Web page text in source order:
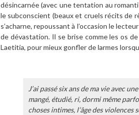
désincarnée (avec une tentation au
le subconscient (beaux et cruels récits de
s’acharne, repoussant à l’occasion le
de dévastation. Il se brise comme les os
Laetitia, pour mieux gonfler de larmes
J’ai passé six ans de ma vie avec
mangé, étudié, ri, dormi même
choses intimes, l’âge des violences